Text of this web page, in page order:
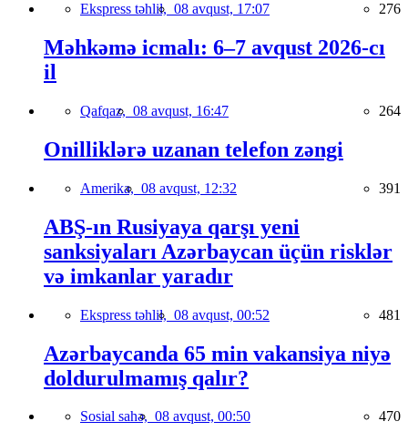
Ekspress təhlil, 08 avqust, 17:07 276
Məhkəmə icmalı: 6–7 avqust 2026-cı
il
Qafqaz, 08 avqust, 16:47 264
Onilliklərə uzanan telefon zəngi
Amerika, 08 avqust, 12:32 391
ABŞ-ın Rusiyaya qarşı yeni
sanksiyaları Azərbaycan üçün risklər
və imkanlar yaradır
Ekspress təhlil, 08 avqust, 00:52 481
Azərbaycanda 65 min vakansiya niyə
doldurulmamış qalır?
Sosial sahə, 08 avqust, 00:50 470